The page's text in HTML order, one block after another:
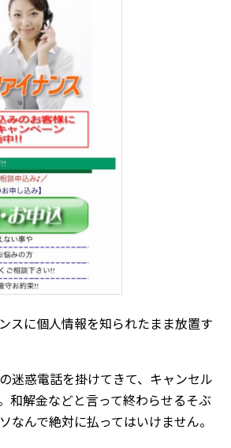
スに個人情報を知られたまま放置す
迷惑電話を掛けてきて、キャンセル
和解金などと言って終わらせるそぶ
なんで絶対に払ってはいけません。